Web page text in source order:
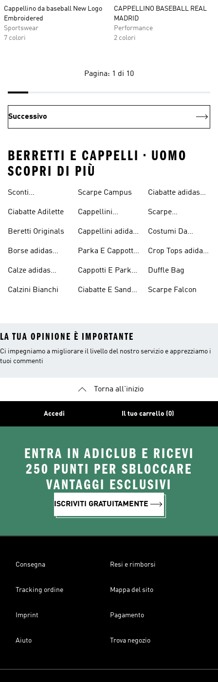
Cappellino da baseball New Logo
Embroidered
Sportswear
7 colori
CAPPELLINO BASEBALL REAL
MADRID
Performance
2 colori
Pagina: 1 di 10
Successivo
BERRETTI E CAPPELLI • UOMO
SCOPRI DI PIÙ
Sconti
adidas Originals
Ciabatte Adilette
Beretti Originals
Borse adidas
Calze adidas
Calzini Bianchi
Scarpe Campus
Cappellini
Cappellini adidas
Parka E Cappotti
Cappotti E Parkas
Ciabatte E Sandali
Ciabatte adidas
Scarpe
Costumi Da
Crop Tops adidas
Duffle Bag
Scarpe Falcon
LA TUA OPINIONE È IMPORTANTE
Ci impegniamo a migliorare il livello del nostro servizio e apprezziamo i
tuoi commenti
Torna all'inizio
Accedi Il tuo carrello (0)
ENTRA IN ADICLUB E RICEVI
250 PUNTI PER SBLOCCARE
VANTAGGI ESCLUSIVI
ISCRIVITI GRATUITAMENTE
Consegna Resi e rimborsi
Tracking ordine Mappa del sito
Imprint Pagamento
Aiuto Trova negozio